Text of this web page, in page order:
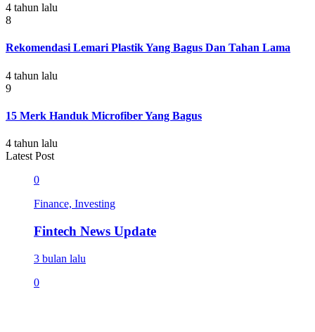
4 tahun lalu
8
Rekomendasi Lemari Plastik Yang Bagus Dan Tahan Lama
4 tahun lalu
9
15 Merk Handuk Microfiber Yang Bagus
4 tahun lalu
Latest Post
0
Finance, Investing
Fintech News Update
3 bulan lalu
0